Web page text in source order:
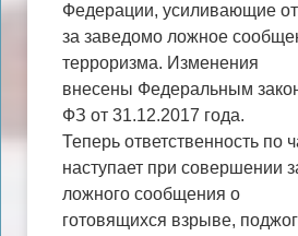
Федерации, усиливающие
за заведомо ложное
терроризма. Изменения
внесены Федеральным
ФЗ от 31.12.2017 года.
Теперь ответственность по
наступает при совершении
ложного сообщения о
готовящихся взрыве,